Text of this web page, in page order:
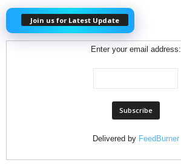
Join us for Latest Update
Enter your email address:
Delivered by FeedBurner